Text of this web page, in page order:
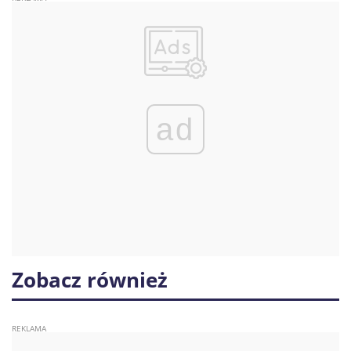
ad
Zobacz również